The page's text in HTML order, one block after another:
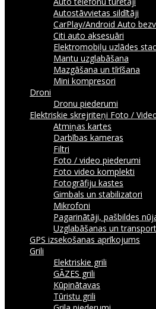
Autostāvvietas sildītāji
CarPlay/Android Auto
Citi auto aksesuāri
Elektromobiļu uzlādes
Mantu uzglabāšana
Mazgāšana un tīrīšana
Mini kompresori
Droni
Dronu piederumi
Elektriskie skrejriteņi Foto /
Atmiņas kartes
Darbības kameras
Filtri
Foto / video piederumi
Foto video komplekti
Fotogrāfiju kastes
Gimbals un stabilizatori
Mikrofoni
Pagarinātāji, pašbildes
Uzglabāšanas un
GPS izsekošanas aprīkojums
Grili
Elektriskie grili
GĀZES grili
Kūpinātavas
Tūristu grili